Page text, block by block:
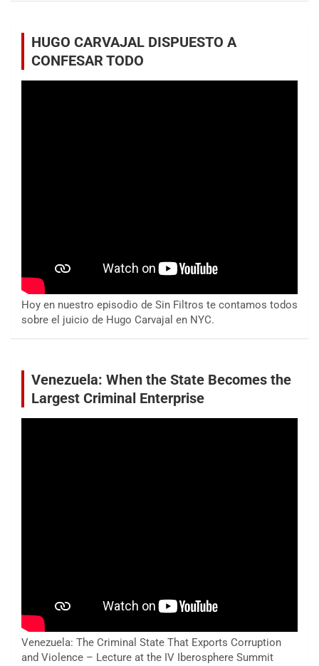
HUGO CARVAJAL DISPUESTO A
CONFESAR TODO
Hoy en nuestro episodio de Sin Filtros te contamos todos
sobre el juicio de Hugo Carvajal en NYC.
Venezuela: When the State Becomes the
Largest Criminal Enterprise
Venezuela: The Criminal State That Exports Corruption
and Violence – Lecture at the IV Iberosphere Summit